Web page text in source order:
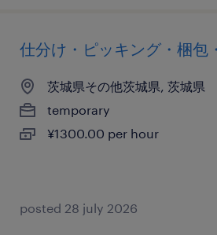
仕分け・ピッキング・梱包
茨城県その他茨城県, 茨城県
temporary
¥1300.00 per hour
posted 28 july 2026